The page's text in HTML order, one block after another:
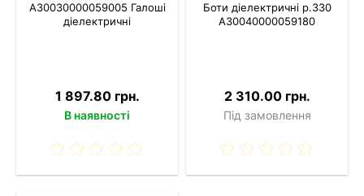
A30030000059005 Галоші
діелектричні
1 897.80 грн.
В наявності
Боти діелектричні р.330
A30040000059180
2 310.00 грн.
Під замовлення